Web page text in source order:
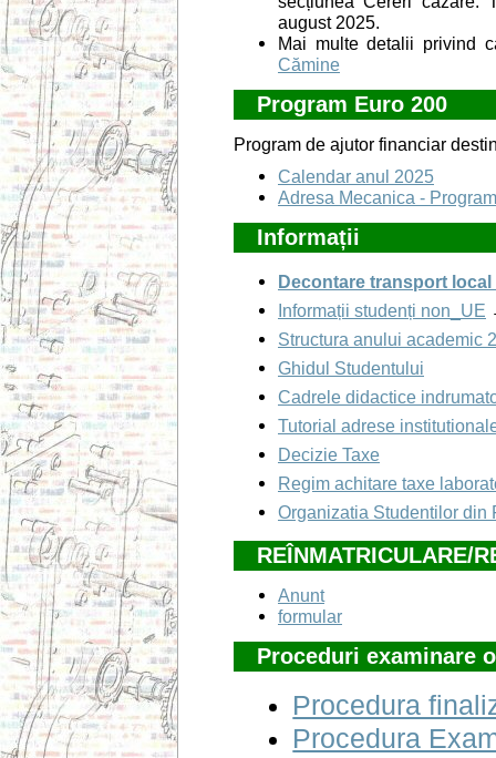
august 2025.
Mai multe detalii privind
Cămine
Program Euro 200
Program de ajutor financiar
Calendar anul 2025
Adresa Mecanica -
Informații
Decontare transport
Informații studenți non_UE
Structura anului academic
Ghidul Studentului
Cadrele didactice
Tutorial adrese
Decizie Taxe
Regim achitare taxe
Organizatia Studentilor din
REÎNMATRICULARE/
Anunt
formular
Proceduri examinare
Procedura
Procedura